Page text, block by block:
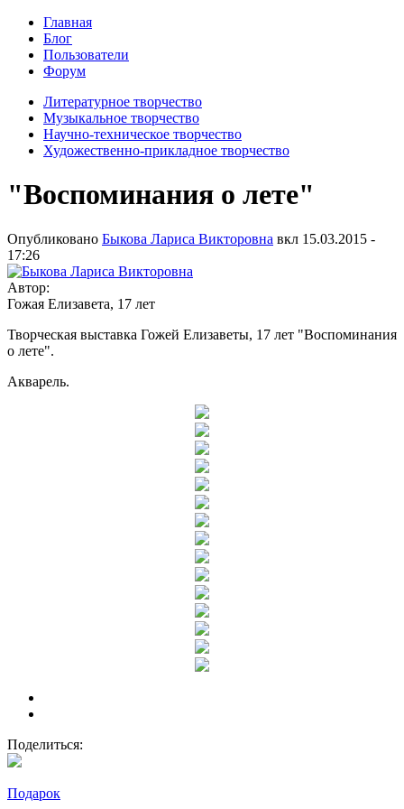
Главная
Блог
Пользователи
Форум
Литературное творчество
Музыкальное творчество
Научно-техническое творчество
Художественно-прикладное творчество
"Воспоминания о лете"
Опубликовано Быкова Лариса Викторовна вкл 15.03.2015 -
17:26
Автор:
Гожая Елизавета, 17 лет
Творческая выставка Гожей Елизаветы, 17 лет "Воспоминания
о лете".
Акварель.
Поделиться:
Подарок